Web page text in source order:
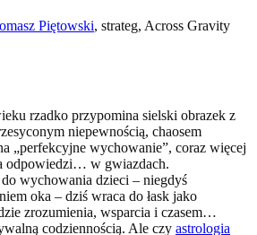
Piętowski, strateg, Across Gravity
rzadko przypomina sielski obrazek z
niepewnością, chaosem
„perfekcyjne wychowanie”, coraz więcej
odpowiedzi… w gwiazdach.
wychowania dzieci – niegdyś
oka – dziś wraca do łask jako
zrozumienia, wsparcia i czasem…
codziennością. Ale czy astrologia